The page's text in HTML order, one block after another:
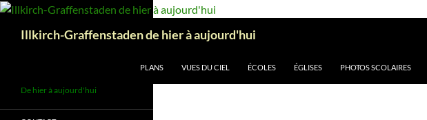
Aller
contenuIllkirch-Graffenstaden de hier à aujourd'hui
PLANS VUES DU CIEL ÉCOLES ÉGLISES PHOTOS SCOLAIRES
De hier à aujourd'hui